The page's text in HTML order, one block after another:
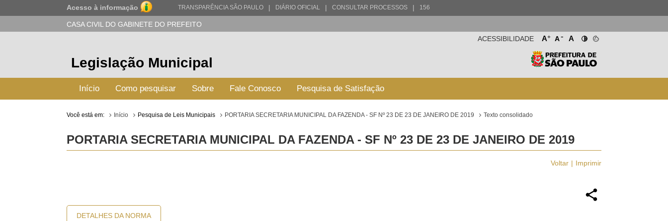
Acesso à informação TRANSPARÊNCIA SÃO PAULO | DIÁRIO OFICIAL | CONSULTAR PROCESSOS | 156
CASA CIVIL DO GABINETE DO PREFEITO
A+ A- A
ACESSIBILIDADE
Legislação Municipal
Início Como pesquisar Sobre Fale Conosco Pesquisa de Satisfação
Você está em: Início Pesquisa de Leis Municipais PORTARIA SECRETARIA MUNICIPAL DA FAZENDA - SF Nº 23 DE 23 DE JANEIRO DE 2019 Texto consolidado
PORTARIA SECRETARIA MUNICIPAL DA FAZENDA - SF Nº 23 DE 23 DE JANEIRO DE 2019
Voltar Imprimir
DETALHES DA NORMA